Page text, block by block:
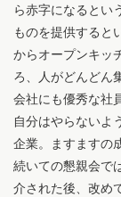
ら赤字になるとい
ものを提供すると
からオープンキッ
ろ、人がどんどん
会社にも優秀な社
自分はやらないよ
企業。ますますの
続いての懇親会で
介された後、改め